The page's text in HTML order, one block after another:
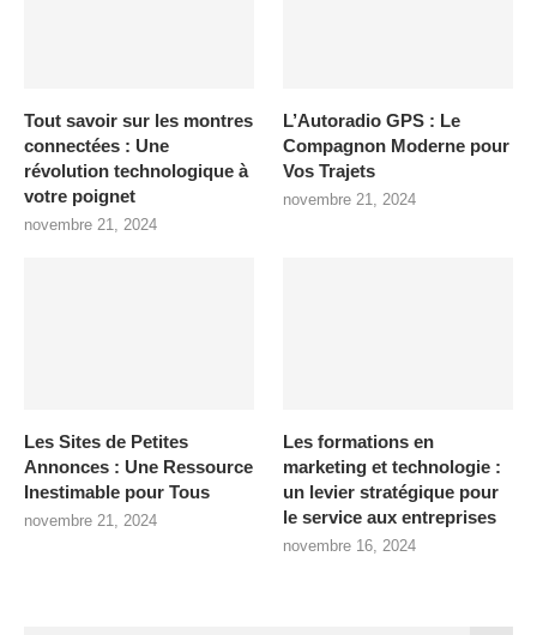
Tout savoir sur les montres
connectées : Une
révolution technologique à
votre poignet
novembre 21, 2024
L’Autoradio GPS : Le
Compagnon Moderne pour
Vos Trajets
novembre 21, 2024
Les Sites de Petites
Annonces : Une Ressource
Inestimable pour Tous
novembre 21, 2024
Les formations en
marketing et technologie :
un levier stratégique pour
le service aux entreprises
novembre 16, 2024